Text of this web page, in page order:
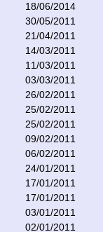
18/06/2014
30/05/2011
21/04/2011
14/03/2011
11/03/2011
03/03/2011
26/02/2011
25/02/2011
25/02/2011
09/02/2011
06/02/2011
24/01/2011
17/01/2011
17/01/2011
03/01/2011
02/01/2011